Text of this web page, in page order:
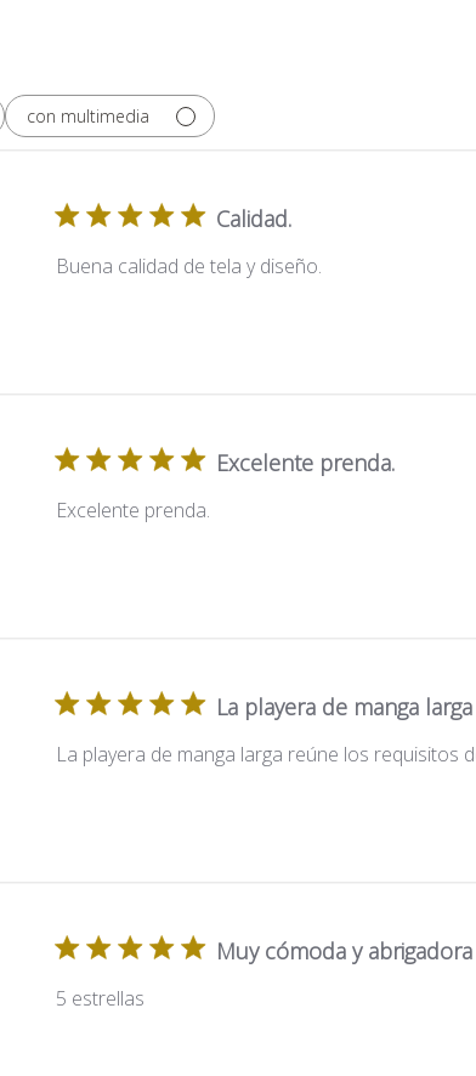
con multimedia
Calidad.
Buena calidad de tela y diseño.
Excelente prenda.
Excelente prenda.
La playera de manga larga
La playera de manga larga reúne los requisitos
Muy cómoda y abrigadora
5 estrellas